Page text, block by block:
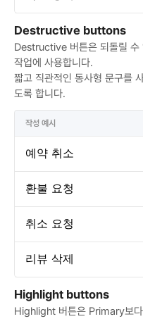
Destructive buttons
Destructive 버튼은 되돌릴 수
작업에 사용합니다.
짧고 직관적인 동사형 문구를
도록 합니다.
작성 예시
예약 취소
환불 요청
취소 요청
리뷰 삭제
Highlight buttons
Highlight 버튼은 Primary보다